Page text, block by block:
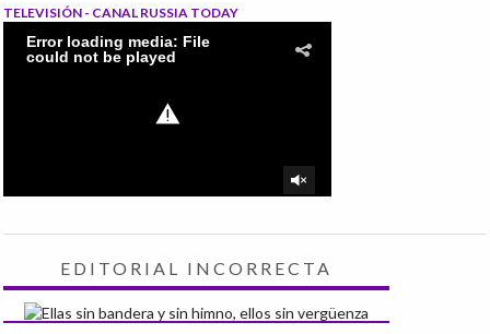
TELEVISIÓN - CANAL RUSSIA TODAY
EDITORIAL INCORRECTA